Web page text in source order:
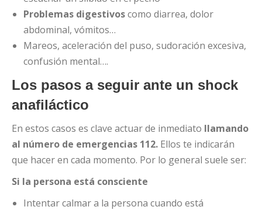
Problemas digestivoscomo diarrea, dolor
abdominal, vómitos…
Mareos, aceleración del puso, sudoración excesiva,
confusión mental….
Los pasos a seguir ante un shock
anafiláctico
En estos casos es clave actuar de inmediato llamando
al número de emergencias 112. Ellos te indicarán
que hacer en cada momento. Por lo general suele ser:
Si la persona está consciente
Intentar calmar a la persona cuando está